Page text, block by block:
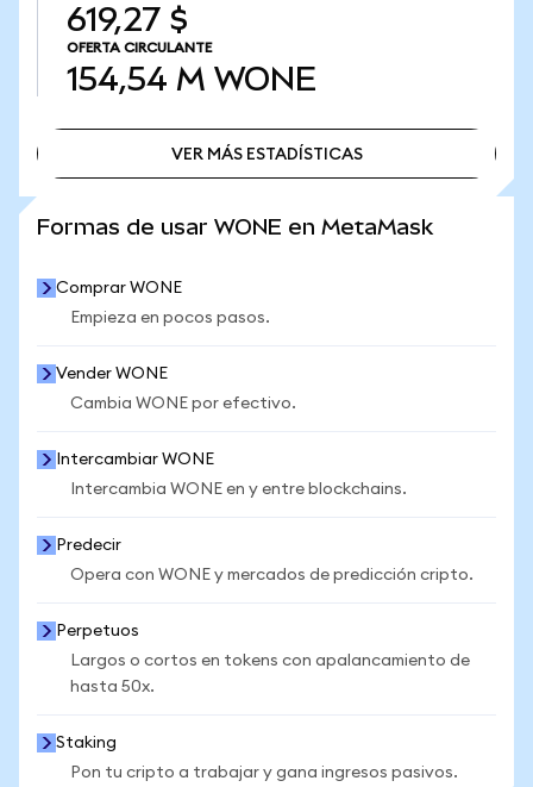
619,27 $
OFERTA CIRCULANTE
154,54 M WONE
VER MÁS ESTADÍSTICAS
Formas de usar WONE en MetaMask
Comprar WONE
Empieza en pocos pasos.
Vender WONE
Cambia WONE por efectivo.
Intercambiar WONE
Intercambia WONE en y entre blockchains.
Predecir
Opera con WONE y mercados de predicción cripto.
Perpetuos
Largos o cortos en tokens con apalancamiento de
hasta 50x.
Staking
Pon tu cripto a trabajar y gana ingresos pasivos.